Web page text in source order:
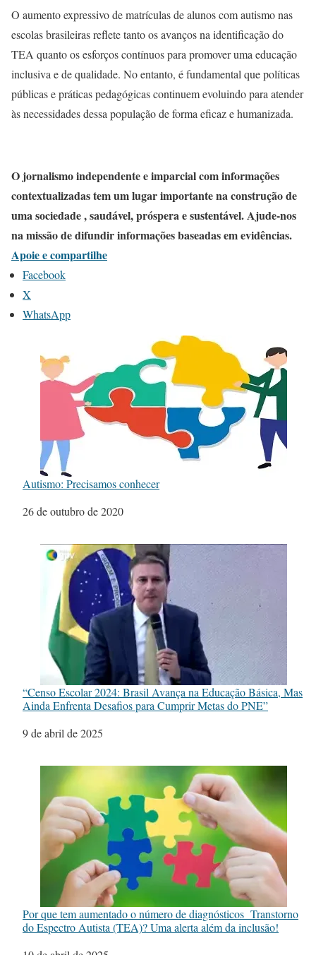
O aumento expressivo de matrículas de alunos com autismo nas
escolas brasileiras reflete tanto os avanços na identificação do
TEA quanto os esforços contínuos para promover uma educação
inclusiva e de qualidade. No entanto, é fundamental que políticas
públicas e práticas pedagógicas continuem evoluindo para atender
às necessidades dessa população de forma eficaz e humanizada.​
O jornalismo independente e imparcial com informações
contextualizadas tem um lugar importante na construção de
uma sociedade , saudável, próspera e sustentável. Ajude-nos
na missão de difundir informações baseadas em evidências.
Apoie e compartilhe
Facebook
X
WhatsApp
Autismo: Precisamos conhecer
Data
26 de outubro de 2020
“Censo Escolar 2024: Brasil Avança na Educação Básica, Mas
Ainda Enfrenta Desafios para Cumprir Metas do PNE”
Data
9 de abril de 2025
Por que tem aumentado o número de diagnósticos Transtorno
do Espectro Autista (TEA)? Uma alerta além da inclusão!